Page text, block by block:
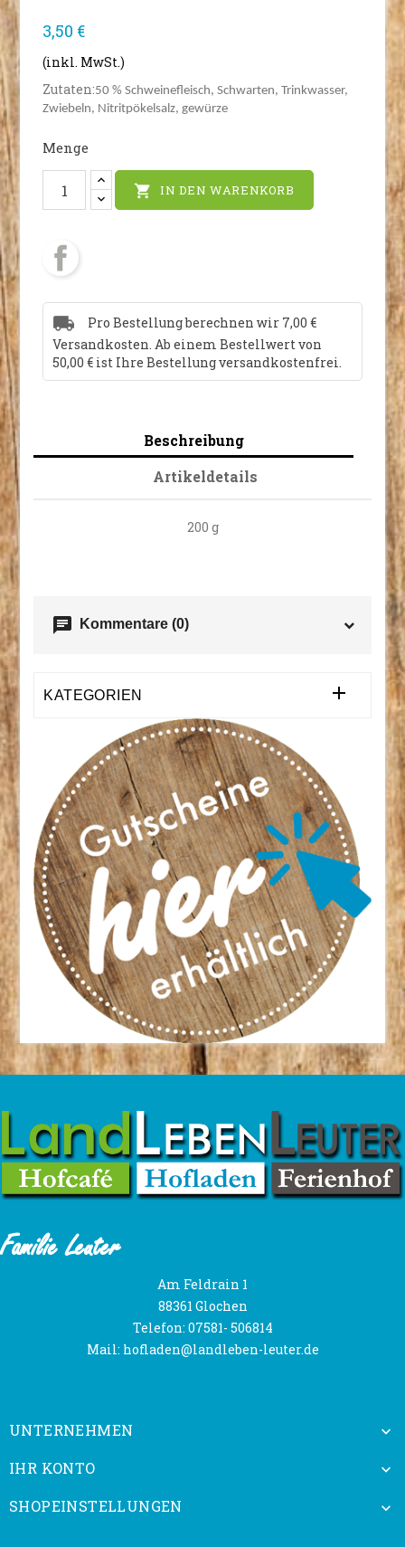
3,50 €
(inkl. MwSt.)
Zutaten:50 % Schweinefleisch, Schwarten, Trinkwasser,
Zwiebeln, Nitritpökelsalz, gewürze
Menge
 IN DEN WARENKORB
Pro Bestellung berechnen wir 7,00 €
Versandkosten. Ab einem Bestellwert von
50,00 € ist Ihre Bestellung versandkostenfrei.
Beschreibung
Artikeldetails
200 g
chat Kommentare (0)
KATEGORIEN 
Familie Leuter
Am Feldrain 1
88361 Glochen
Telefon: 07581- 506814
Mail: hofladen@landleben-leuter.de
UNTERNEHMEN 
IHR KONTO 
SHOPEINSTELLUNGEN 